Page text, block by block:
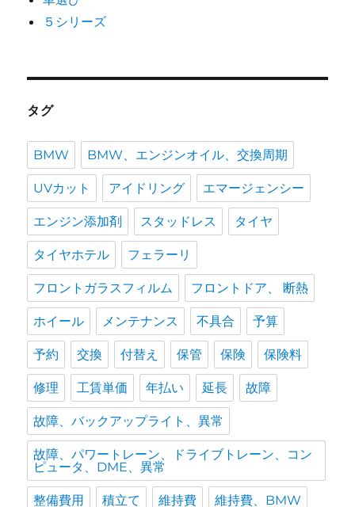
５シリーズ
タグ
BMW BMW、エンジンオイル、交換周期
UVカット アイドリング エマージェンシー
エンジン添加剤 スタッドレス タイヤ
タイヤホテル フェラーリ
フロントガラスフィルム フロントドア、 断熱
ホイール メンテナンス 不具合 予算
予約 交換 付替え 保管 保険 保険料
修理 工賃単価 年払い 延長 故障
故障、バックアップライト、異常
故障、パワートレーン、ドライブトレーン、コン
ピュータ、DME、異常
整備費用 積立て 維持費 維持費、BMW